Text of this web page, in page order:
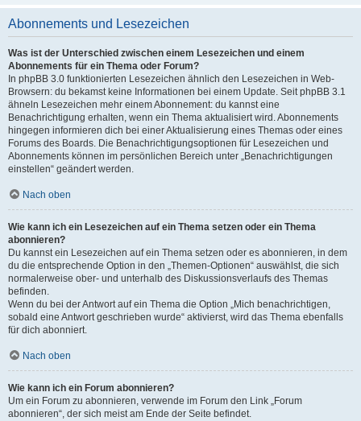
Abonnements und Lesezeichen
Was ist der Unterschied zwischen einem Lesezeichen und einem
Abonnements für ein Thema oder Forum?
In phpBB 3.0 funktionierten Lesezeichen ähnlich den Lesezeichen in Web-
Browsern: du bekamst keine Informationen bei einem Update. Seit phpBB 3.1
ähneln Lesezeichen mehr einem Abonnement: du kannst eine
Benachrichtigung erhalten, wenn ein Thema aktualisiert wird. Abonnements
hingegen informieren dich bei einer Aktualisierung eines Themas oder eines
Forums des Boards. Die Benachrichtigungsoptionen für Lesezeichen und
Abonnements können im persönlichen Bereich unter „Benachrichtigungen
einstellen“ geändert werden.
Nach oben
Wie kann ich ein Lesezeichen auf ein Thema setzen oder ein Thema
abonnieren?
Du kannst ein Lesezeichen auf ein Thema setzen oder es abonnieren, in dem
du die entsprechende Option in den „Themen-Optionen“ auswählst, die sich
normalerweise ober- und unterhalb des Diskussionsverlaufs des Themas
befinden.
Wenn du bei der Antwort auf ein Thema die Option „Mich benachrichtigen,
sobald eine Antwort geschrieben wurde“ aktivierst, wird das Thema ebenfalls
für dich abonniert.
Nach oben
Wie kann ich ein Forum abonnieren?
Um ein Forum zu abonnieren, verwende im Forum den Link „Forum
abonnieren“, der sich meist am Ende der Seite befindet.